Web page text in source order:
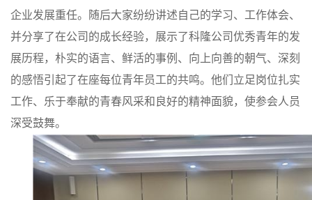
誉
联
系
方
式
企业发展重任。随后大家纷纷讲述自己的学习、工作体会、
并分享了在公司的成长经验，展示了科隆公司优秀青年的发
展历程，朴实的语言、鲜活的事例、向上向善的朝气、深刻
的感悟引起了在座每位青年员工的共鸣。他们立足岗位扎实
工作、乐于奉献的青春风采和良好的精神面貌，使参会人员
深受鼓舞。